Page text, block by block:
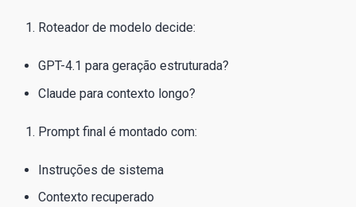
Roteador de modelo decide:
GPT-4.1 para geração estruturada?
Claude para contexto longo?
Prompt final é montado com:
Instruções de sistema
Contexto recuperado